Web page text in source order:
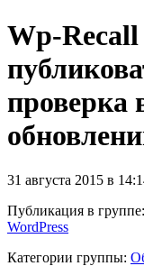
Wp-
проверка
31 августа 2015 в
Публикация в группе:
WordPress
Категории группы: